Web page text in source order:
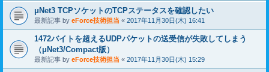
μNet3 TCPソケットのTCPステータスを確認したい
最新記事 by eForce技術担当 « 2017年11月30日(木) 16:41
1472バイトを超えるUDPパケットの送受信が失敗してしまう
（μNet3/Compact版）
最新記事 by eForce技術担当 « 2017年11月30日(木) 15:29